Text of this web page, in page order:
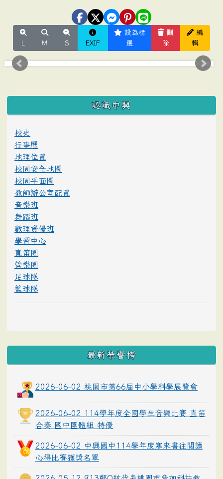
M S EXIF
設為精
選
刪
除
編
輯
:::
認識中興
校史
行事曆
地理位置
校園安全地圖
校園平面圖
教師辦公室配置
音樂班
舞蹈班
數理資優班
學習中心
直笛團
管樂團
足球隊
籃球隊
最新榮譽榜
2026-06-02 桃園市第66屆中小學科學展覽會
2026-06-02 114學年度全國學生音樂比賽 直笛
合奏 國中團體組 特優
2026-06-02 中興國中114學年度寒來書往閱讀
心得比賽獲獎名單